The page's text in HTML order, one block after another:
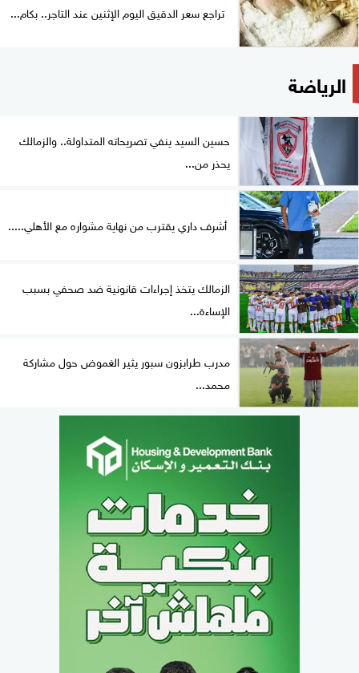
تراجع سعر الدقيق اليوم الإثنين عند التاجر.. بكام...
الرياضة
حسين السيد ينفي تصريحاته المتداولة.. والزمالك
يحذر من...
أشرف داري يقترب من نهاية مشواره مع الأهلي.....
الزمالك يتخذ إجراءات قانونية ضد صحفي بسبب
الإساءة...
مدرب طرابزون سبور يثير الغموض حول مشاركة
محمد...